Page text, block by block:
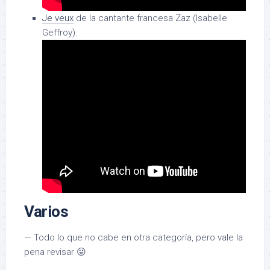
Je veux de la cantante francesa Zaz (Isabelle
Geffroy).
Varios
— Todo lo que no cabe en otra categoría, pero vale la
pena revisar 😛